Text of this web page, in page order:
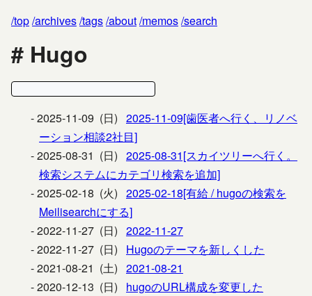
top archives tags about memos search
Hugo
2025-11-09 (日) 2025-11-09[歯医者へ行く、リノベ
ーション相談2社目]
2025-08-31 (日) 2025-08-31[スカイツリーへ行く。
検索システムにカテゴリ検索を追加]
2025-02-18 (火) 2025-02-18[有給 / hugoの検索を
Meilisearchにする]
2022-11-27 (日) 2022-11-27
2022-11-27 (日)
Hugoのテーマを新しくした
2021-08-21 (土) 2021-08-21
2020-12-13 (日)
hugoのURL構成を変更した